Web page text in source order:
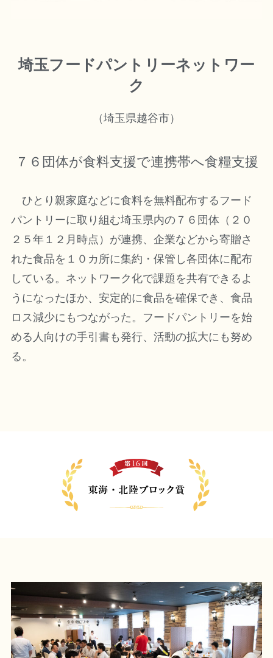
埼玉フードパントリーネットワー
ク
（埼玉県越谷市）
７６団体が食料支援で連携帯へ食糧支援
ひとり親家庭などに食料を無料配布するフード
パントリーに取り組む埼玉県内の７６団体（２０
２５年１２月時点）が連携、企業などから寄贈さ
れた食品を１０カ所に集約・保管し各団体に配布
している。ネットワーク化で課題を共有できるよ
うになったほか、安定的に食品を確保でき、食品
ロス減少にもつながった。フードパントリーを始
める人向けの手引書も発行、活動の拡大にも努め
る。